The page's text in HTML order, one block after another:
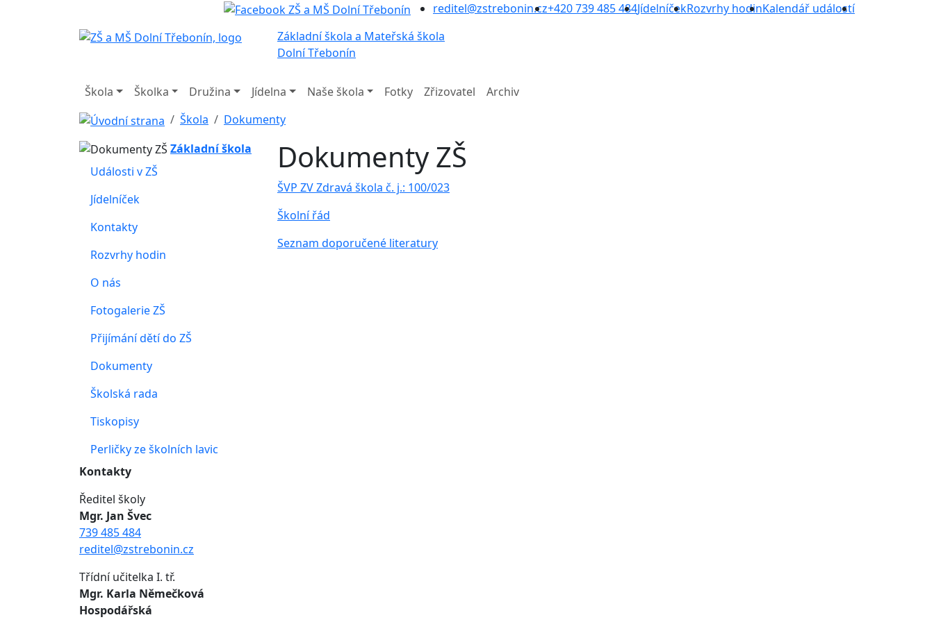
reditel@zstrebonin.cz+420 739 485 484JídelníčekRozvrhy hodinKalendář událostí
Základní škola a Mateřská škola
Dolní Třebonín
Škola Školka Družina Jídelna Naše škola Fotky Zřizovatel
Archiv
Škola
Dokumenty
Dokumenty ZŠ
ŠVP ZV Zdravá škola č. j.: 100/023
Školní řád
Seznam doporučené literatury
Základní škola
Události v ZŠ
Jídelníček
Kontakty
Rozvrhy hodin
O nás
Fotogalerie ZŠ
Přijímání dětí do ZŠ
Dokumenty
Školská rada
Tiskopisy
Perličky ze školních lavic
Kontakty
Ředitel školy
Mgr. Jan Švec
739 485 484
reditel@zstrebonin.cz
Třídní učitelka I. tř.
Mgr. Karla Němečková
Hospodářská